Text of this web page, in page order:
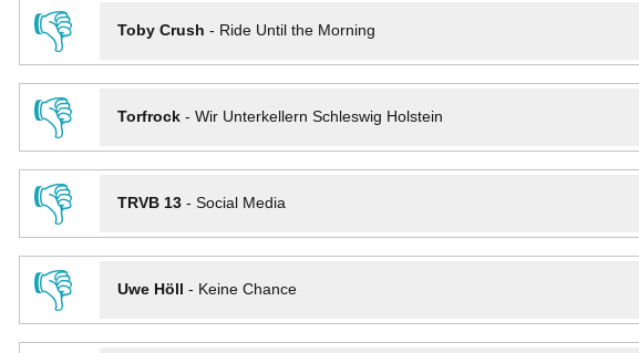
👎
Toby Crush - Ride Until the Morning
👎
Torfrock- Wir Unterkellern Schleswig Holstein
👎
TRVB 13- Social Media
👎
Uwe Höll - Keine Chance